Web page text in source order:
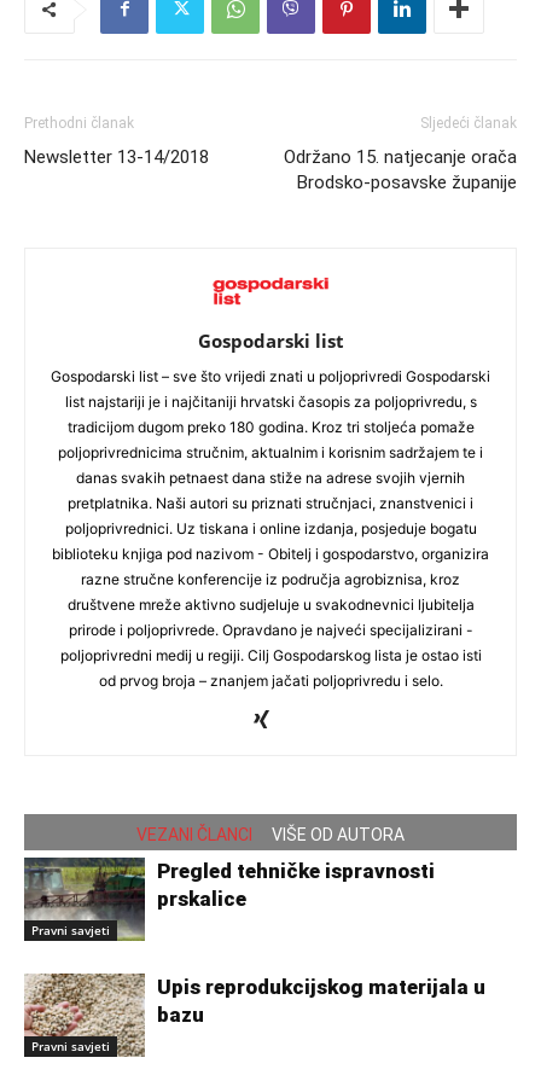
Prethodni članak
Newsletter 13-14/2018
Sljedeći članak
Održano 15. natjecanje orača
Brodsko-posavske županije
Gospodarski list
Gospodarski list – sve što vrijedi znati u poljoprivredi Gospodarski
list najstariji je i najčitaniji hrvatski časopis za poljoprivredu, s
tradicijom dugom preko 180 godina. Kroz tri stoljeća pomaže
poljoprivrednicima stručnim, aktualnim i korisnim sadržajem te i
danas svakih petnaest dana stiže na adrese svojih vjernih
pretplatnika. Naši autori su priznati stručnjaci, znanstvenici i
poljoprivrednici. Uz tiskana i online izdanja, posjeduje bogatu
biblioteku knjiga pod nazivom - Obitelj i gospodarstvo, organizira
razne stručne konferencije iz područja agrobiznisa, kroz
društvene mreže aktivno sudjeluje u svakodnevnici ljubitelja
prirode i poljoprivrede. Opravdano je najveći specijalizirani -
poljoprivredni medij u regiji. Cilj Gospodarskog lista je ostao isti
od prvog broja – znanjem jačati poljoprivredu i selo.
VEZANI ČLANCI VIŠE OD AUTORA
Pravni savjeti
Pregled tehničke ispravnosti
prskalice
Pravni savjeti
Upis reprodukcijskog materijala u
bazu